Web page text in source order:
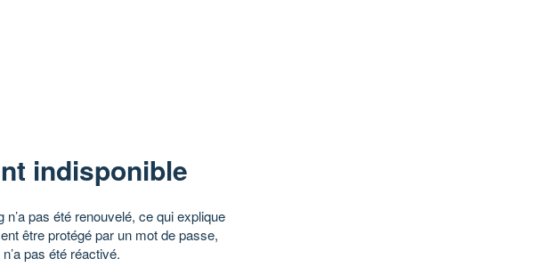
indisponible
pas été renouvelé, ce qui explique
être protégé par un mot de passe,
pas été réactivé.